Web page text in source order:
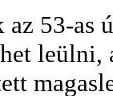
53-as